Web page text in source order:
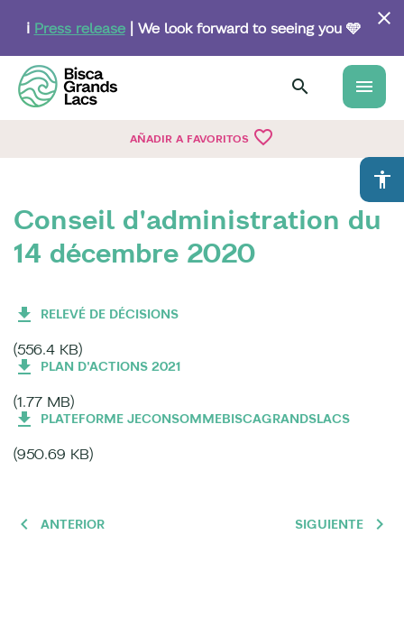
content
ℹ️ Press release| We look forward to seeing you 🩵
menu
AÑADIR A FAVORITOS favorite_border
accessibility
Conseil d'administration du
14 décembre 2020
RELEVÉ DE DÉCISIONS
(556.4 KB)
PLAN D'ACTIONS 2021
(1.77 MB)
PLATEFORME JECONSOMMEBISCAGRANDSLACS
(950.69 KB)
ANTERIOR SIGUIENTE